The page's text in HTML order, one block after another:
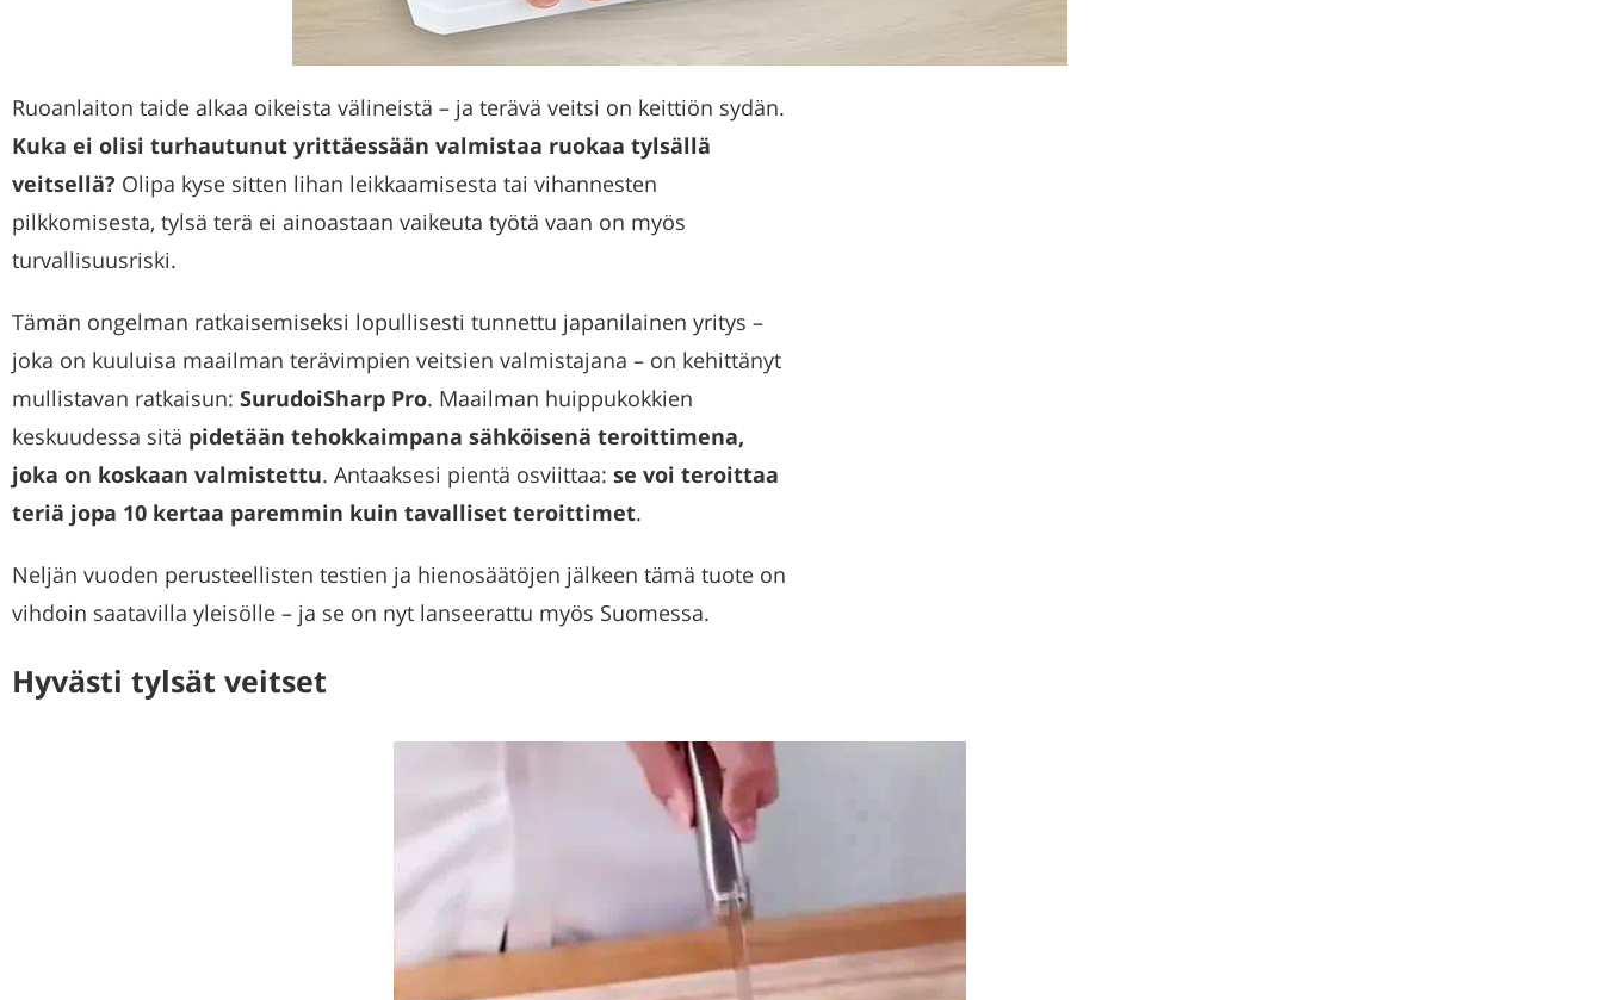
Ruoanlaiton taide alkaa oikeista välineistä – ja terävä veitsi on keittiön sydän.
Kuka ei olisi turhautunut yrittäessään valmistaa ruokaa tylsällä
veitsellä? Olipa kyse sitten lihan leikkaamisesta tai vihannesten
pilkkomisesta, tylsä terä ei ainoastaan vaikeuta työtä vaan on myös
turvallisuusriski.
Tämän ongelman ratkaisemiseksi lopullisesti tunnettu japanilainen yritys –
joka on kuuluisa maailman terävimpien veitsien valmistajana – on kehittänyt
mullistavan ratkaisun: SurudoiSharp Pro. Maailman huippukokkien
keskuudessa sitä pidetään tehokkaimpana sähköisenä teroittimena,
joka on koskaan valmistettu. Antaaksesi pientä osviittaa: se voi teroittaa
teriä jopa 10 kertaa paremmin kuin tavalliset teroittimet.
Neljän vuoden perusteellisten testien ja hienosäätöjen jälkeen tämä tuote on
vihdoin saatavilla yleisölle – ja se on nyt lanseerattu myös Suomessa.
Hyvästi tylsät veitset